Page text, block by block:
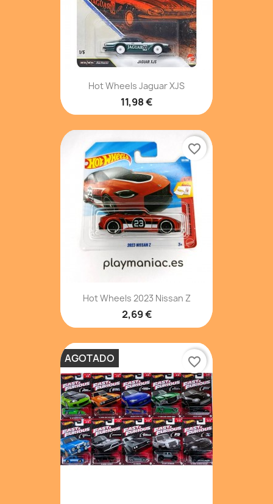
Hot Wheels Jaguar XJS
11,98 €
Hot Wheels 2023 Nissan Z
2,69 €
favorite_border
AGOTADO favorite_border